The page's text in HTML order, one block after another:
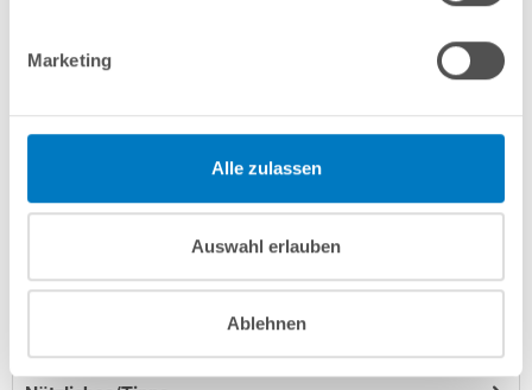
Marketing
Alle zulassen
Auswahl erlauben
Ablehnen
Produktbeschreibung
Anleitungen/Datenblätter
Hinweise zum Versand / zur Lagerung